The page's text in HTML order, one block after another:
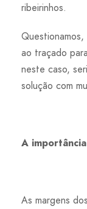
ribeirinhos.
ao traçado
neste caso,
solução com
A
As margens